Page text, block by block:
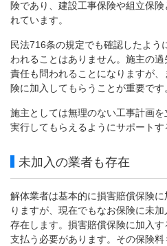
険であり、建設工事保険や組立保
れています。
民法716条の規定でも確認したよう
われることはありません。施主の
責任も問われることになりますが
険に加入してもらうことが重要です
施主としては無理のない工事計画
実行してもらえるようにサポートす
未加入の業者も存在
解体業者は基本的に損害賠償保険
りますが、現在でもなお保険に未
存在します。損害賠償保険に加入
支払う必要があります。その保険